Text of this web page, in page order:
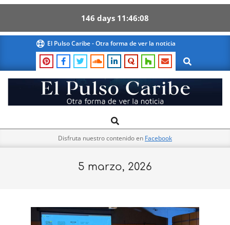
146 days 11 46 08
content
El Pulso Caribe - Otra forma de ver la noticia
Search
El
Pulso
Navigation
Search
Disfruta nuestro contenido en Facebook
5 marzo, 2026